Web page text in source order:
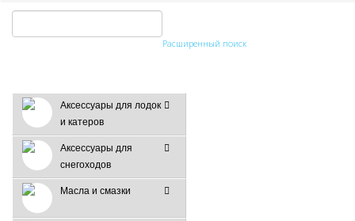
Расширенный поиск
Аксессуары для лодок
и катеров
Аксессуары для
снегоходов
Масла и смазки